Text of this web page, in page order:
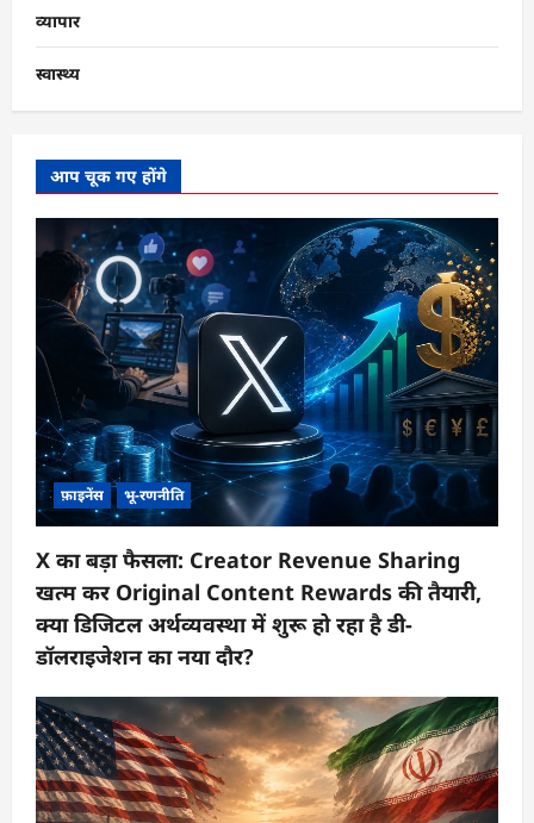
व्यापार
स्वास्थ्य
आप चूक गए होंगे
फ़ाइनेंस भू-रणनीति
X का बड़ा फैसला: Creator Revenue Sharing
खत्म कर Original Content Rewards की तैयारी,
क्या डिजिटल अर्थव्यवस्था में शुरू हो रहा है डी-
डॉलराइजेशन का नया दौर?